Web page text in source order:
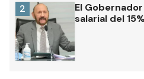
El
salarial del
2